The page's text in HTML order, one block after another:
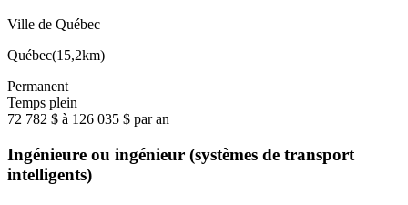
Ville de Québec
Québec(15,2km)
Permanent
Temps plein
72 782 $ à 126 035 $ par an
Ingénieure ou ingénieur (systèmes de transport
intelligents)